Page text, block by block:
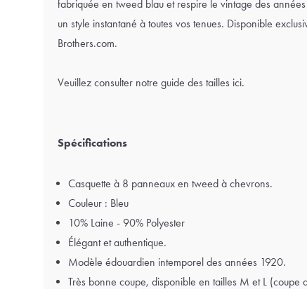
fabriquée en tweed blau et respire le vintage des
un style instantané à toutes vos tenues. Disponible
Brothers.com.
Veuillez consulter notre guide des tailles ici.
Spécifications
Casquette à 8 panneaux en tweed à chevrons.
Couleur : Bleu
10% Laine - 90% Polyester
Élégant et authentique.
Modèle édouardien intemporel des années 1920.
Très bonne coupe, disponible en tailles M et L (coupe